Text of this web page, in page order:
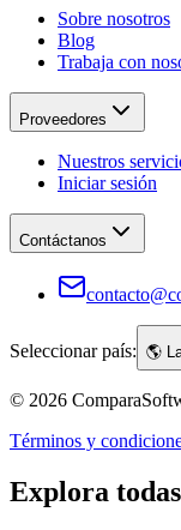
Sobre nosotros
Blog
Trabaja con
Proveedores
Nuestros
Iniciar sesión
Contáctanos
Seleccionar país: 🌎
© 2026
Términos y
Explora